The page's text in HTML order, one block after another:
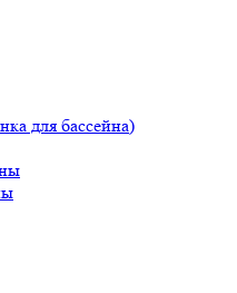
для бассейна)